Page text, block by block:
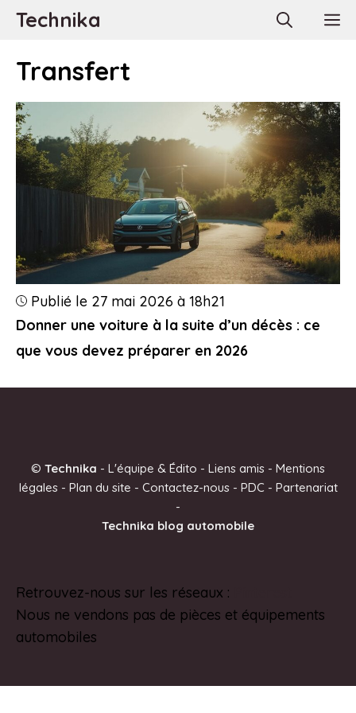
AllerTechnika
Transfert
Donner une voiture à la suite d’un décès : ce
que vous devez préparer en 2026
Publié le 27 mai 2026 à 18h21
© Technika - L'équipe & Édito - Liens amis - Mentions
légales- Plan du site - Contactez-nous- PDC - Partenariat
-
Technika blog automobile
Retrouvez-nous sur les réseaux :
Nous ne vendons pas de pièces et équipements
automobiles